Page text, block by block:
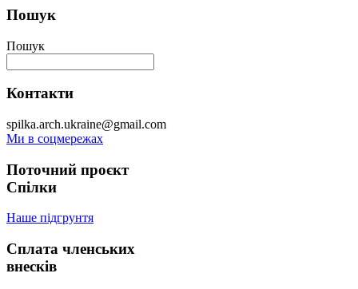
Пошук
Пошук
Контакти
spilka.arch.ukraine@gmail.com
Ми в соцмережах
Поточний проєкт
Спілки
Наше підгрунтя
Сплата членських
внесків